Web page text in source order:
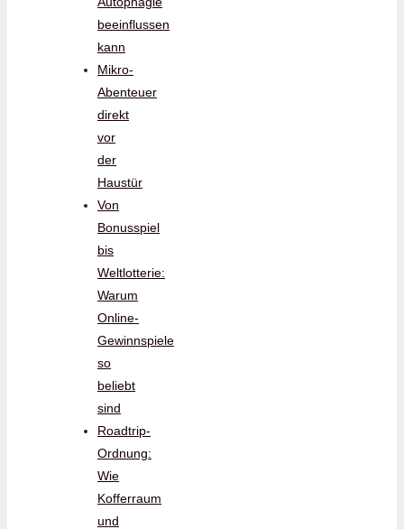
beeinflussen
kann
Mikro-
Abenteuer
direkt
vor
der
Haustür
Von
Bonusspiel
bis
Weltlotterie:
Warum
Online-
Gewinnspiele
so
beliebt
sind
Roadtrip-
Ordnung:
Wie
Kofferraum
und